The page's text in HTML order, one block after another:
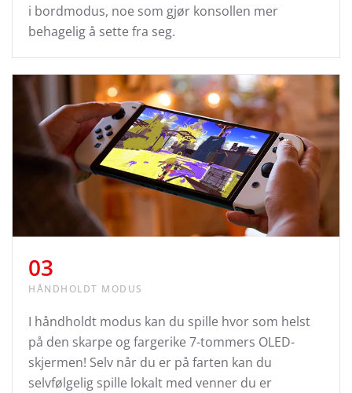
i bordmodus, noe som gjør konsollen mer
behagelig å sette fra seg.
03
HÅNDHOLDT MODUS
I håndholdt modus kan du spille hvor som helst
på den skarpe og fargerike 7-tommers OLED-
skjermen! Selv når du er på farten kan du
selvfølgelig spille lokalt med venner du er